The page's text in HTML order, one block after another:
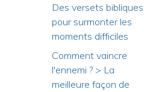
Des versets bibliques
pour surmonter les
moments difficiles
Comment vaincre
l'ennemi ? > La
meilleure façon de